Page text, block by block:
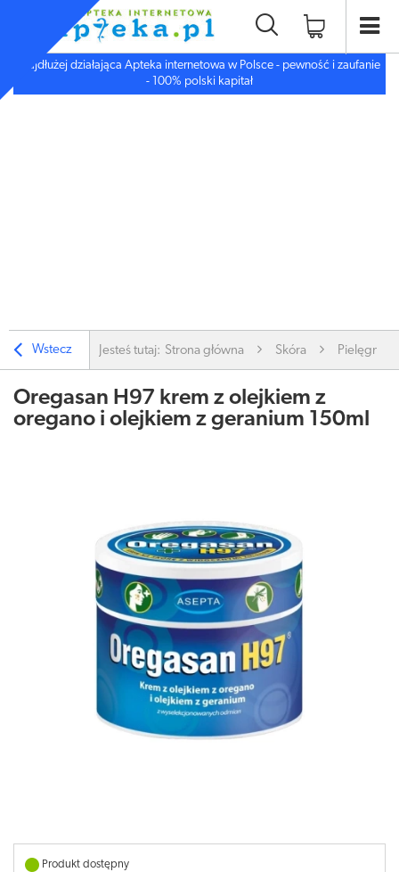
Najdłużej działająca Apteka internetowa w Polsce - pewność i zaufanie
- 100% polski kapitał
Wstecz Jesteś tutaj: Strona główna Skóra
Oregasan H97 krem z olejkiem z
oregano i olejkiem z geranium 150ml
Produkt dostępny